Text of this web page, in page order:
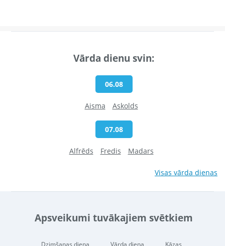
Vārda dienu svin:
06.08
Aisma Askolds
07.08
Alfrēds Fredis Madars
Visas vārda dienas
Apsveikumi tuvākajiem svētkiem
Dzimšanas diena Vārda diena Kāzas